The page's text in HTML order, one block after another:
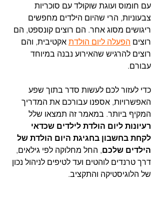
עם חומוס ועוגת שוקולד עם סוכריות
צבעוניות, הרי שהיום הילדים מחפשים
ריגושים מסוג אחר. הם רוצים קונספט, הם
רוצים הפעלה ליום הולדת אקטיבית, והם
רוצים להרגיש שהאירוע נבנה במיוחד
עבורם.
כדי לעזור לכם לעשות סדר בתוך שפע
האפשרויות, אספנו עבורכם את המדריך
המקיף ביותר. במאמר זה תמצאו שלל
רעיונות ליום הולדת לילדים שכדאי
לקחת בחשבון בחגיגת היום הולדת של
הילדים שלכם, החל מחלוקה לפי גילאים,
דרך טרנדים לוהטים ועד לטיפים לניהול נכון
של הלוגיסטיקה והתקציב.